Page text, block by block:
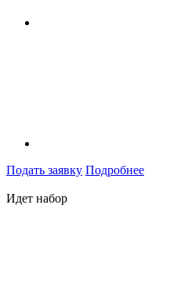
Подать заявку Подробнее
Идет набор